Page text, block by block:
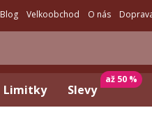
Blog Velkoobchod O nás
Limitky Slevy
až 50 %